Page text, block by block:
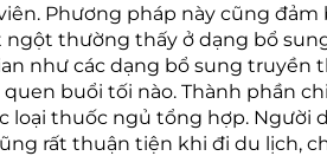
Hơn
Phương pháp này cũng
thường thấy ở dạng bổ
như các dạng bổ sung truyền
buổi tối nào. Thành phần
loại thuốc ngủ tổng hợp.
rất thuận tiện khi đi du lịch,